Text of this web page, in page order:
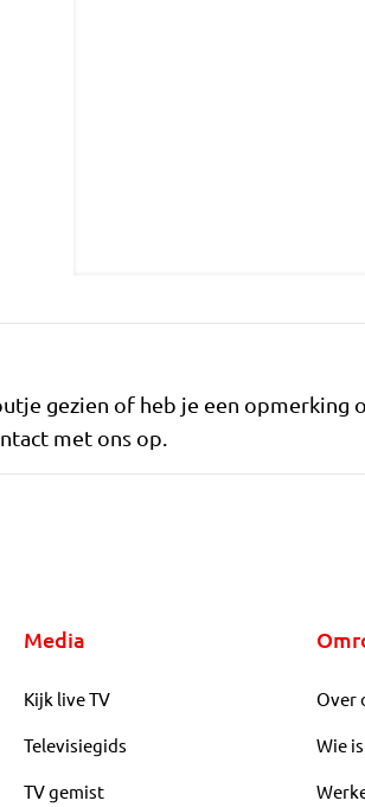
gezien of heb je een opmerking
met ons op.
Media
Kijk live TV
Televisiegids
TV gemist
Over
Wie